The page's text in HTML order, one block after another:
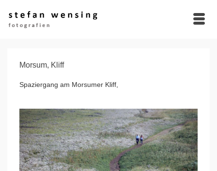
Morsum, Kliff
Spaziergang am Morsumer Kliff,